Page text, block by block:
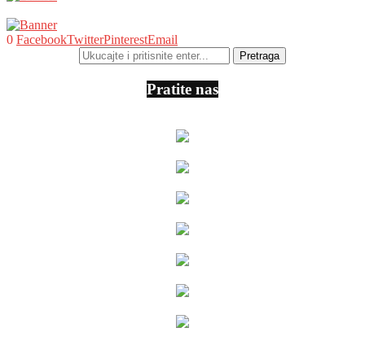
0 FacebookTwitterPinterestEmail
Pratite nas